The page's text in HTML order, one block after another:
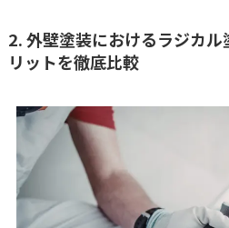
2. 外壁塗装におけるラジカ
リットを徹底比較